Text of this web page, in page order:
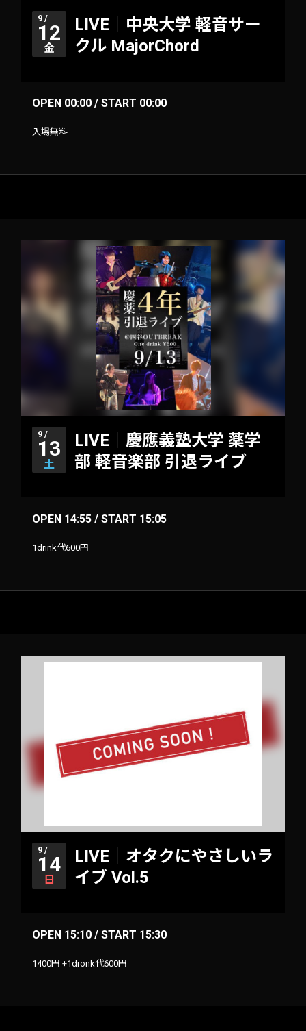
9 /
12
金
LIVE｜中央大学 軽音サー
クル MajorChord
OPEN 00:00 / START 00:00
入場無料
9 /
13
土
LIVE｜慶應義塾大学 薬学
部 軽音楽部 引退ライブ
OPEN 14:55 / START 15:05
1drink代600円
9 /
14
日
LIVE｜オタクにやさしいラ
イブ Vol.5
OPEN 15:10 / START 15:30
1400円 +1dronk代600円